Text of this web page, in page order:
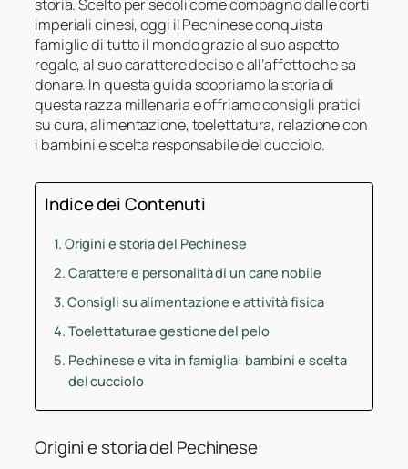
storia. Scelto per secoli come compagno dalle corti
imperiali cinesi, oggi il Pechinese conquista
famiglie di tutto il mondo grazie al suo aspetto
regale, al suo carattere deciso e all’affetto che sa
donare. In questa guida scopriamo la storia di
questa razza millenaria e offriamo consigli pratici
su cura, alimentazione, toelettatura, relazione con
i bambini e scelta responsabile del cucciolo.
Indice dei Contenuti
Origini e storia del Pechinese
Carattere e personalità di un cane nobile
Consigli su alimentazione e attività fisica
Toelettatura e gestione del pelo
Pechinese e vita in famiglia: bambini e scelta
del cucciolo
Origini e storia del Pechinese